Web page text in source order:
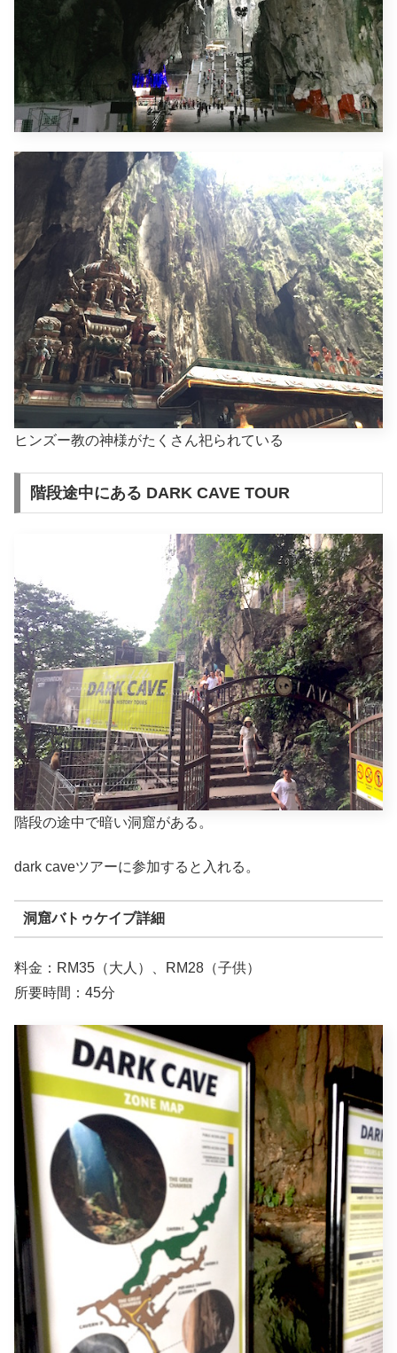
ヒンズー教の神様がたくさん祀られている
階段途中にある DARK CAVE TOUR
階段の途中で暗い洞窟がある。
dark caveツアーに参加すると入れる。
洞窟バトゥケイブ詳細
料金：RM35（大人）、RM28（子供）
所要時間：45分